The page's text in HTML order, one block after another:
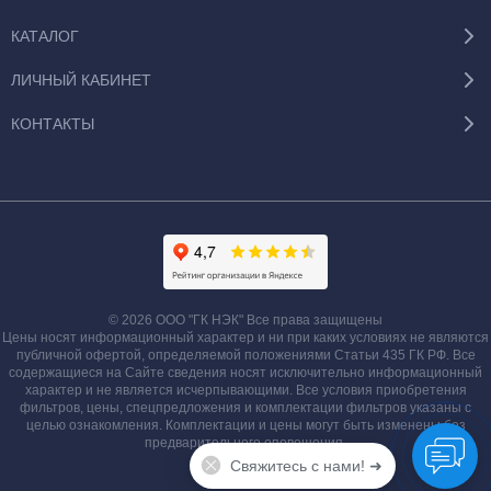
КАТАЛОГ
ЛИЧНЫЙ КАБИНЕТ
КОНТАКТЫ
© 2026 ООО "ГК НЭК" Все права защищены
Цены носят информационный характер и ни при каких условиях не являются
публичной офертой, определяемой положениями Статьи 435 ГК РФ. Все
содержащиеся на Сайте сведения носят исключительно информационный
характер и не является исчерпывающими. Все условия приобретения
фильтров, цены, спецпредложения и комплектации фильтров указаны с
целью ознакомления. Комплектации и цены могут быть изменены без
предварительного оповещения.
Свяжитесь с нами! ➜